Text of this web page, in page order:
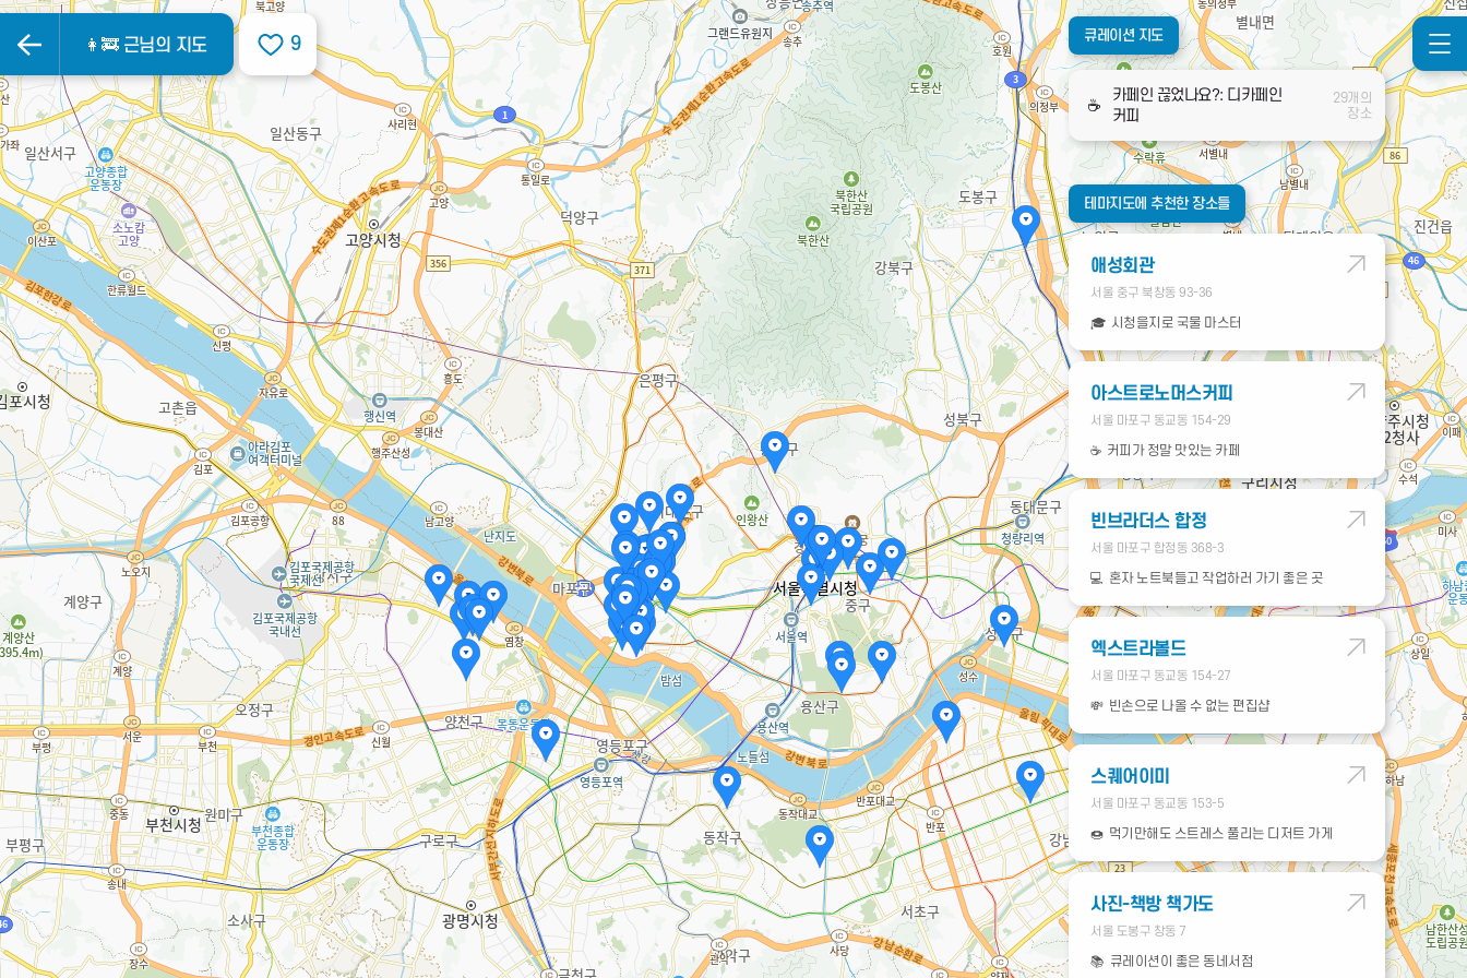
👩‍🚒 근님의 지도 9 큐레이션 지도
☕️
카페인 끊었나요?: 디카페인
커피
29개의
장소
테마지도에 추천한 장소들
애성회관
서울 중구 북창동 93-36
🎓 시청을지로 국물 마스터
아스트로노머스커피
서울 마포구 동교동 154-29
☕️ 커피가 정말 맛있는 카페
빈브라더스 합정
서울 마포구 합정동 368-3
💻 혼자 노트북들고 작업하러 가기 좋은 곳
엑스트라볼드
서울 마포구 동교동 154-27
💸 빈손으로 나올 수 없는 편집샵
스퀘어이미
서울 마포구 동교동 153-5
🍩 먹기만해도 스트레스 풀리는 디저트 가게
사진-책방 책가도
서울 도봉구 창동 7
📚 큐레이션이 좋은 동네서점